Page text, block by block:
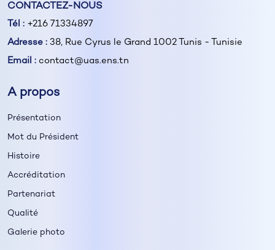
CONTACTEZ-NOUS
Tél : +216 71334897
Adresse : 38, Rue Cyrus le Grand 1002 Tunis - Tunisie
Email : contact@uas.ens.tn
A propos
Présentation
Mot du Président
Histoire
Accréditation
Partenariat
Qualité
Galerie photo